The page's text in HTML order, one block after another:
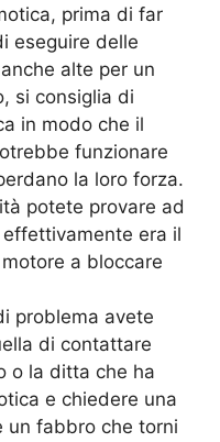
prima di far
eseguire delle
alte per un
si consiglia di
in modo che il
funzionare
la loro forza.
potete provare ad
era il
a bloccare
problema avete
di contattare
o la ditta che ha
e chiedere una
un fabbro che torni